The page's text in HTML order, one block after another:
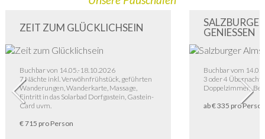
ZEIT ZUM GLÜCKLICHSEIN
Buchbar von 14.05.-18.10.2026
7 Nächte inkl. Verwöhnfrühstück, geführten
Wanderungen, Wanderkarte, Massage,
Eintritt in das Solarbad Dorfgastein, Gastein-
Card uvm.
€ 715 pro Person
GENIESSEN
Buchbar vom
3 oder 4
Doppelzimmer
ab € 335 pro Person